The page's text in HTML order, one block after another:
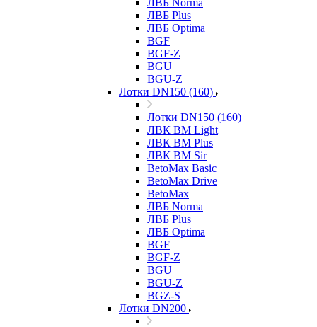
ЛВБ Norma
ЛВБ Plus
ЛВБ Optima
BGF
BGF-Z
BGU
BGU-Z
Лотки DN150 (160)
Лотки DN150 (160)
ЛВК ВМ Light
ЛВК ВМ Plus
ЛВК ВМ Sir
BetoMax Basic
BetoMax Drive
BetoMax
ЛВБ Norma
ЛВБ Plus
ЛВБ Optima
BGF
BGF-Z
BGU
BGU-Z
BGZ-S
Лотки DN200